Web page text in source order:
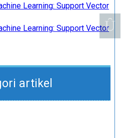
Learning: Support Vector
Learning: Support Vector
artikel